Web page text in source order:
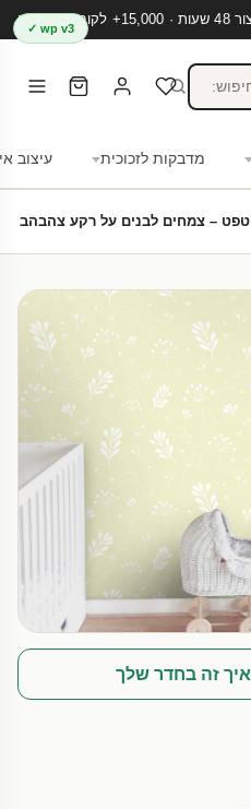
מדבקות לזכוכית עיצוב
wp v3 ✓
טפט – צמחים לבנים על רקע צהבהב
זה בחדר שלך